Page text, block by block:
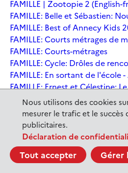
Nous utilisons des cookies
mesurer le trafic et le succès
publicitaires.
Déclaration de
Tout accepter Gérer
FAMILLE | Zootopie 2 (English-
FAMILLE: Belle et Sébastien:
FAMILLE: Best of Annecy Kids
FAMILLE: Courts métrages de
FAMILLE: Courts-métrages
FAMILLE: Cycle: Drôles de
FAMILLE: En sortant de l'école
FAMILLE: Ernest et Célestine:
FAMILLE: Festival
Clermont-Ferrand
FAMILLE: Kina et Yuk, renards
FAMILLE: La Pat' Patrouille : La
FAMILLE: Le dernier jaguar
FAMILLE: Le Nid du Tigre